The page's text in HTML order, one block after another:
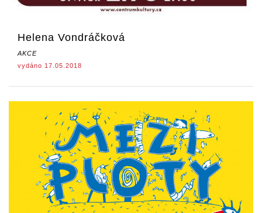
Helena Vondráčková
AKCE
vydáno 17.05.2018